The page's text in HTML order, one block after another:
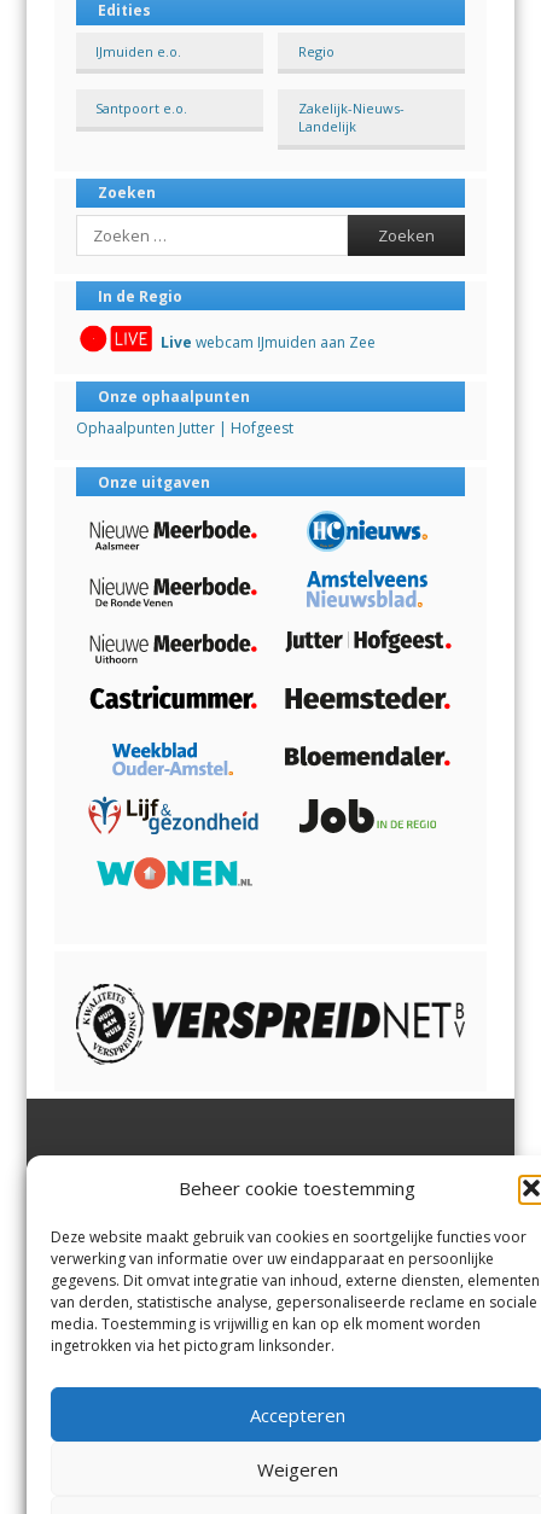
Beheer cookie toestemming
Deze website maakt gebruik van cookies en soortgelijke functies voor
verwerking van informatie over uw eindapparaat en persoonlijke
gegevens. Dit omvat integratie van inhoud, externe diensten, elementen
van derden, statistische analyse, gepersonaliseerde reclame en sociale
media. Toestemming is vrijwillig en kan op elk moment worden
ingetrokken via het pictogram linksonder.
Accepteren
Weigeren
Edities
IJmuiden e.o. Regio
Santpoort e.o.
Zakelijk-Nieuws-
Landelijk
Zoeken
Search
In de Regio
Live webcam IJmuiden aan Zee
Onze ophaalpunten
Ophaalpunten Jutter | Hofgeest
Onze uitgaven
Margadantstraat 34
0255-533900
info@jutter.nlofinfo@hofgee
st.nl
Velserbroek,Velsen-Zuid,
Zuid,Driehuisen
Spaarnwoude.
Contact
Andere uitgaven
Voorwaarden